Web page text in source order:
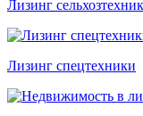
Лизинг
Лизинг спецтехники